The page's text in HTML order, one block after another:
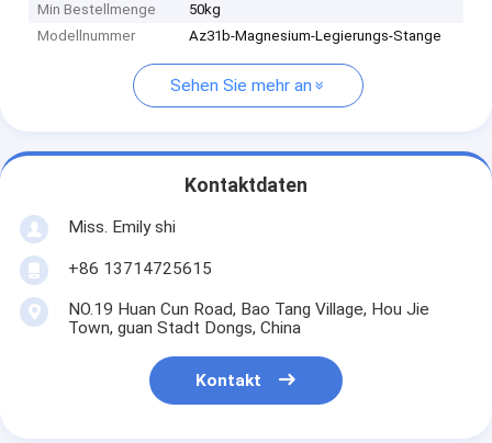
Min Bestellmenge
50kg
Modellnummer
Az31b-Magnesium-Legierungs-Stange
Sehen Sie mehr an
Kontaktdaten
Miss. Emily shi
+86 13714725615
NO.19 Huan Cun Road, Bao Tang Village, Hou Jie
Town, guan Stadt Dongs, China
Kontakt